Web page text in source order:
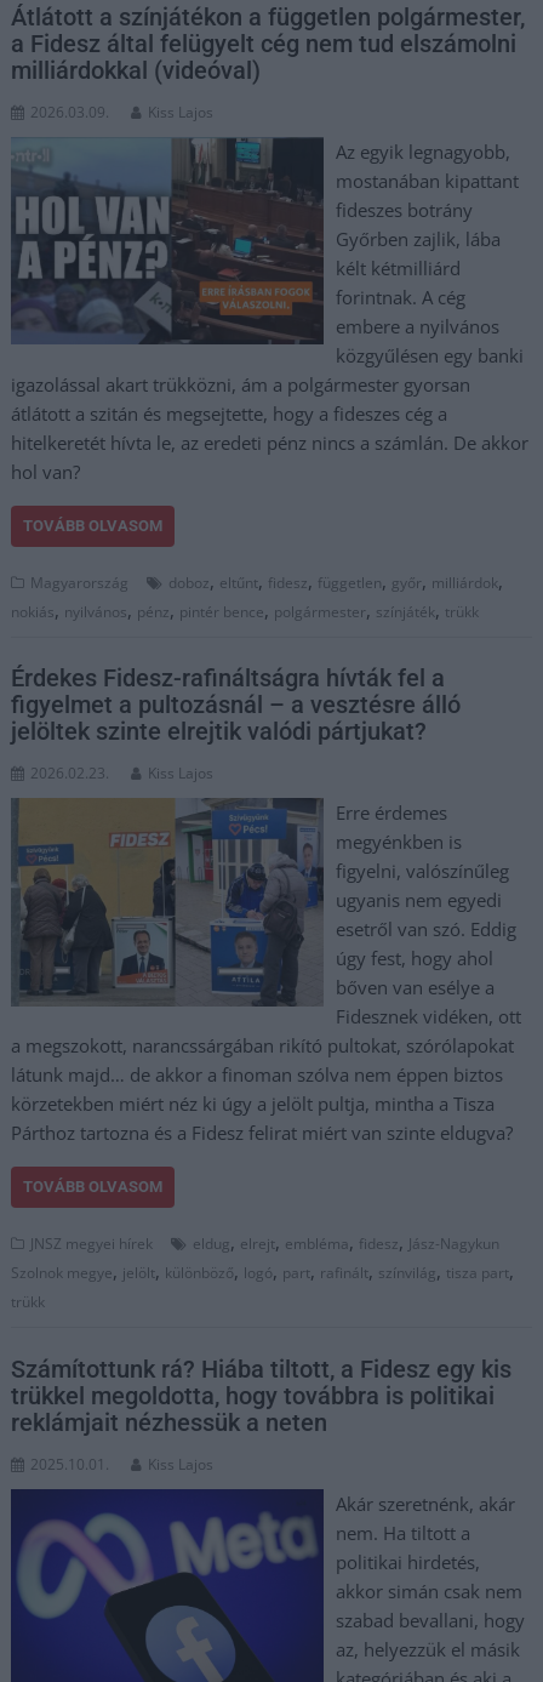
Átlátott a színjátékon a független polgármester,
a Fidesz által felügyelt cég nem tud elszámolni
milliárdokkal (videóval)
2026.03.09. Kiss Lajos
Az egyik legnagyobb,
mostanában kipattant
fideszes botrány
Győrben zajlik, lába
kélt kétmilliárd
forintnak. A cég
embere a nyilvános
közgyűlésen egy banki
igazolással akart trükközni, ám a polgármester gyorsan
átlátott a szitán és megsejtette, hogy a fideszes cég a
hitelkeretét hívta le, az eredeti pénz nincs a számlán. De akkor
hol van?
TOVÁBB OLVASOM
Magyarország doboz, eltűnt, fidesz, független, győr, milliárdok,
nokiás, nyilvános, pénz, pintér bence, polgármester, színjáték, trükk
Érdekes Fidesz-rafináltságra hívták fel a
figyelmet a pultozásnál – a vesztésre álló
jelöltek szinte elrejtik valódi pártjukat?
2026.02.23. Kiss Lajos
Erre érdemes
megyénkben is
figyelni, valószínűleg
ugyanis nem egyedi
esetről van szó. Eddig
úgy fest, hogy ahol
bőven van esélye a
Fidesznek vidéken, ott
a megszokott, narancssárgában rikító pultokat, szórólapokat
látunk majd… de akkor a finoman szólva nem éppen biztos
körzetekben miért néz ki úgy a jelölt pultja, mintha a Tisza
Párthoz tartozna és a Fidesz felirat miért van szinte eldugva?
TOVÁBB OLVASOM
JNSZ megyei hírek eldug, elrejt, embléma, fidesz, Jász-Nagykun
Szolnok megye, jelölt, különböző, logó, part, rafinált, színvilág, tisza part,
trükk
Számítottunk rá? Hiába tiltott, a Fidesz egy kis
trükkel megoldotta, hogy továbbra is politikai
reklámjait nézhessük a neten
2025.10.01. Kiss Lajos
Akár szeretnénk, akár
nem. Ha tiltott a
politikai hirdetés,
akkor simán csak nem
szabad bevallani, hogy
az, helyezzük el másik